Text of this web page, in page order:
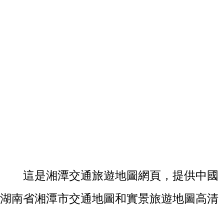
這是湘潭交通旅遊地圖網頁，提供中國
湖南省湘潭市交通地圖和實景旅遊地圖高清